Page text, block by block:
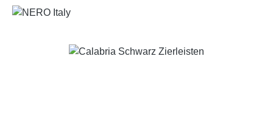
Bildergalerie überspringen